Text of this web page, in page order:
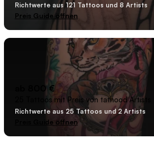
Richtwerte aus 121 Tattoos und 8 Artists
Preis Guide öffnen
ab 800 €
25 Tattoos mit Preis von tathood Artists
Richtwerte aus 25 Tattoos und 2 Artists
Preis Guide öffnen